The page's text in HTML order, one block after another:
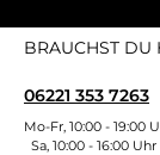
BRAUCHST DU
06221 353 7263
Mo-Fr, 10:00 - 19:00
Sa, 10:00 - 16:00 Uhr